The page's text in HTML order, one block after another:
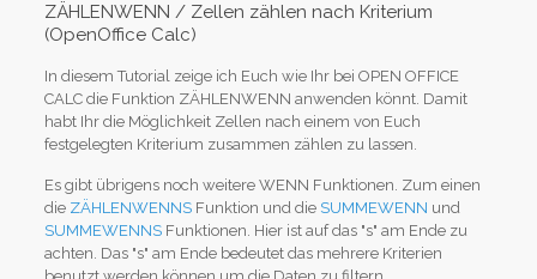
ZÄHLENWENN / Zellen zählen nach Kriterium
(OpenOffice Calc)
In diesem Tutorial zeige ich Euch wie Ihr bei OPEN OFFICE
CALC die Funktion ZÄHLENWENN anwenden könnt. Damit
habt Ihr die Möglichkeit Zellen nach einem von Euch
festgelegten Kriterium zusammen zählen zu lassen.
Es gibt übrigens noch weitere WENN Funktionen. Zum einen
die ZÄHLENWENNSFunktion und die SUMMEWENN und
SUMMEWENNSFunktionen. Hier ist auf das "s" am Ende zu
achten. Das "s" am Ende bedeutet das mehrere Kriterien